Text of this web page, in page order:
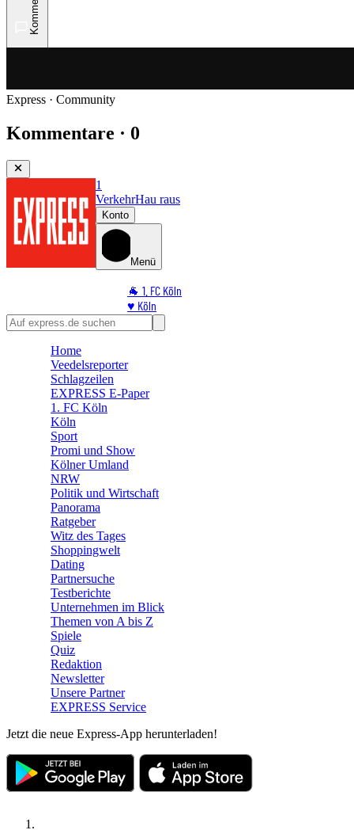
Express · Community
Kommentare · 0
1
VerkehrHau raus
Konto
Menü
🐐 1. FC Köln
♥️ Köln
⭐ Promi
🛒 Shoppingwelt
Home
Veedelsreporter
Schlagzeilen
EXPRESS E-Paper
1. FC Köln
Köln
Sport
Promi und Show
Kölner Umland
NRW
Politik und Wirtschaft
Panorama
Ratgeber
Witz des Tages
Shoppingwelt
Dating
Partnersuche
Testberichte
Unternehmen im Blick
Themen von A bis Z
Spiele
Quiz
Redaktion
Newsletter
Unsere Partner
EXPRESS Service
Jetzt die neue Express-App herunterladen!